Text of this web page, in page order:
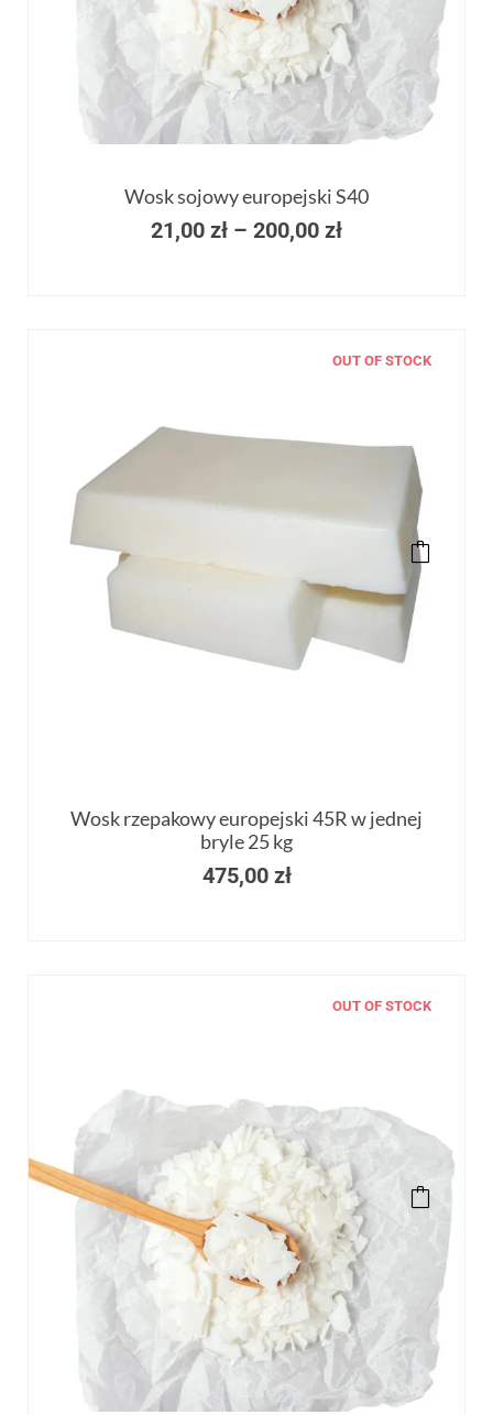
Wosk sojowy europejski S40
21,00 zł – 200,00 zł
OUT OF STOCK
Wosk rzepakowy europejski 45R w jednej
bryle 25 kg
475,00 zł
OUT OF STOCK